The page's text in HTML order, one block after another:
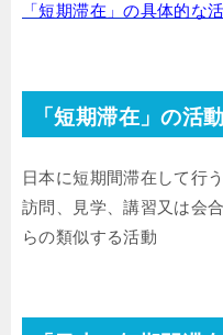
「短期滞在」の具体的な
「短期滞在」の活
日本に短期間滞在して行
訪問、見学、講習又は会
らの類似する活動